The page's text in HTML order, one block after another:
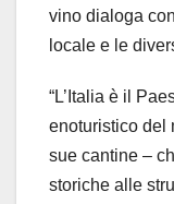
vino dialoga
locale e le
“L’Italia è il
enoturistico del
sue cantine –
storiche alle